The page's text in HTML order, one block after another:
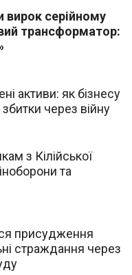
трансформатор:
активи: як бізнесу
через війну
та
присудження
страждання через